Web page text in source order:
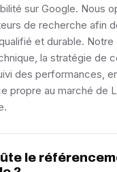
sur Google. Nous
de recherche afin
et durable. Notre
la stratégie de
des performances,
propre au marché de
le